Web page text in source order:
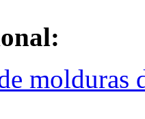
molduras